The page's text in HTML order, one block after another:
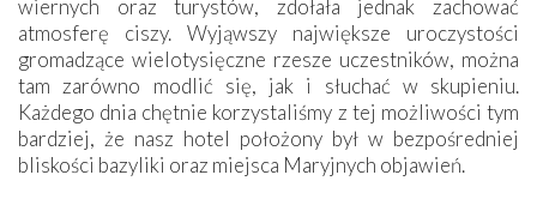
wiernych oraz turystów, zdołała jednak zachować
atmosferę ciszy. Wyjąwszy największe uroczystości
gromadzące wielotysięczne rzesze uczestników, można
tam zarówno modlić się, jak i słuchać w skupieniu.
Każdego dnia chętnie korzystaliśmy z tej możliwości tym
bardziej, że nasz hotel położony był w bezpośredniej
bliskości bazyliki oraz miejsca Maryjnych objawień.